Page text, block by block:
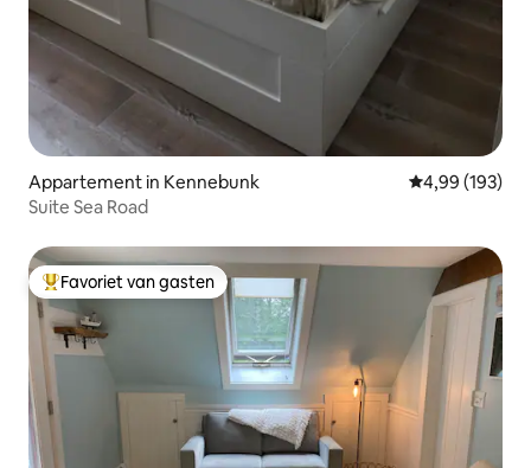
Appartement in Kennebunk Gemiddelde
4,99 (193)
Suite Sea Road
Topfavoriet van gasten
Favoriet van gasten